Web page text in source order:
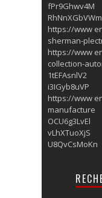
fPr9Ghwv4M
RhNnXGbVWm
https://www
sherman-
https://www
collection-
1tEFAsnlV2
i3IGyb8uVP
https://www
manufacture
OCU6g3LvEl
vLhXTuoXjS
U8QvCsMoKn